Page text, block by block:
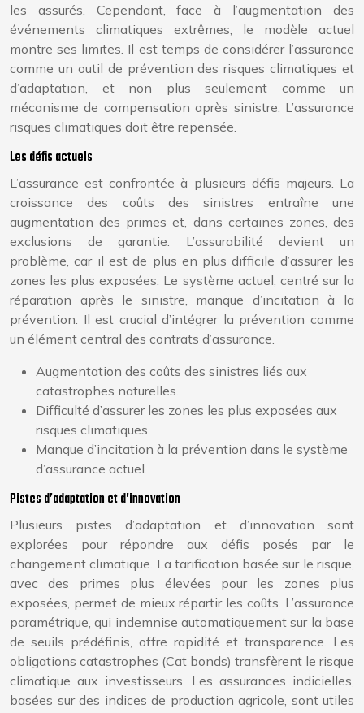
les assurés. Cependant, face à l’augmentation des
événements climatiques extrêmes, le modèle actuel
montre ses limites. Il est temps de considérer l’assurance
comme un outil de prévention des risques climatiques et
d’adaptation, et non plus seulement comme un
mécanisme de compensation après sinistre. L’assurance
risques climatiques doit être repensée.
Les défis actuels
L’assurance est confrontée à plusieurs défis majeurs. La
croissance des coûts des sinistres entraîne une
augmentation des primes et, dans certaines zones, des
exclusions de garantie. L’assurabilité devient un
problème, car il est de plus en plus difficile d’assurer les
zones les plus exposées. Le système actuel, centré sur la
réparation après le sinistre, manque d’incitation à la
prévention. Il est crucial d’intégrer la prévention comme
un élément central des contrats d’assurance.
Augmentation des coûts des sinistres liés aux
catastrophes naturelles.
Difficulté d’assurer les zones les plus exposées aux
risques climatiques.
Manque d’incitation à la prévention dans le système
d’assurance actuel.
Pistes d’adaptation et d’innovation
Plusieurs pistes d’adaptation et d’innovation sont
explorées pour répondre aux défis posés par le
changement climatique. La tarification basée sur le risque,
avec des primes plus élevées pour les zones plus
exposées, permet de mieux répartir les coûts. L’assurance
paramétrique, qui indemnise automatiquement sur la base
de seuils prédéfinis, offre rapidité et transparence. Les
obligations catastrophes (Cat bonds) transfèrent le risque
climatique aux investisseurs. Les assurances indicielles,
basées sur des indices de production agricole, sont utiles